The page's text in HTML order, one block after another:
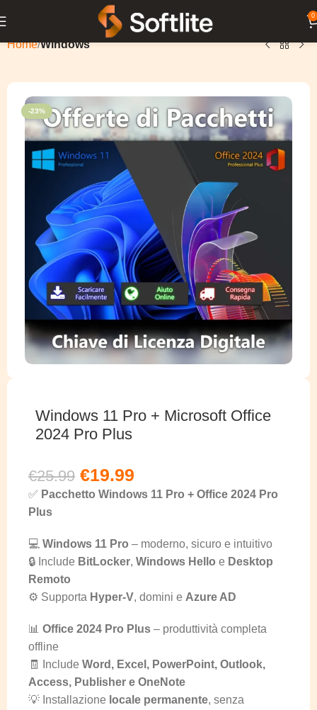
0
Home Windows
-23%
Windows 11 Pro + Microsoft Office
2024 Pro Plus
€25.99 €19.99
✅ Pacchetto Windows 11 Pro + Office 2024 Pro
Plus
💻 Windows 11 Pro – moderno, sicuro e intuitivo
🔒 Include BitLocker, Windows Hello e Desktop
Remoto
⚙️ Supporta Hyper-V, domini e Azure AD
📊 Office 2024 Pro Plus – produttività completa
offline
🧾 Include Word, Excel, PowerPoint, Outlook,
Access, Publisher e OneNote
💡 Installazione locale permanente, senza